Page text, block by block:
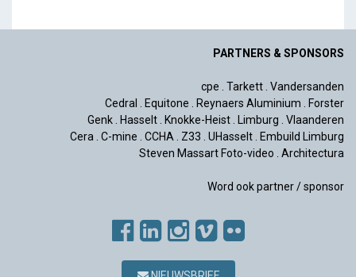
PARTNERS & SPONSORS
cpe . Tarkett. Vandersanden
Cedral . Equitone . Reynaers Aluminium . Forster
Genk. Hasselt. Knokke-Heist. Limburg . Vlaanderen
Cera. C-mine . CCHA. Z33 . UHasselt. Embuild Limburg
Steven Massart Foto-video . Architectura
Word ook partner / sponsor